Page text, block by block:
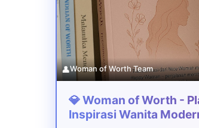
👤Woman of Worth Team
💎 Woman of Worth -
Inspirasi Wanita